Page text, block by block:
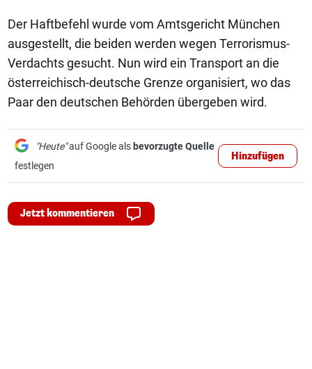
Der Haftbefehl wurde vom Amtsgericht München
ausgestellt, die beiden werden wegen Terrorismus-
Verdachts gesucht. Nun wird ein Transport an die
österreichisch-deutsche Grenze organisiert, wo das
Paar den deutschen Behörden übergeben wird.
"Heute"auf Google als bevorzugte Quelle
festlegen
Hinzufügen
Jetzt kommentieren